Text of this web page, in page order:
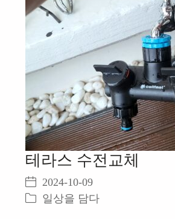
테라스 수전교체
2024-10-09
일상을 담다